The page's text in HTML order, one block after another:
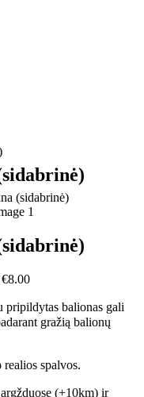
balionas gali
gražią balionų
spalvos.
(+10km) ir